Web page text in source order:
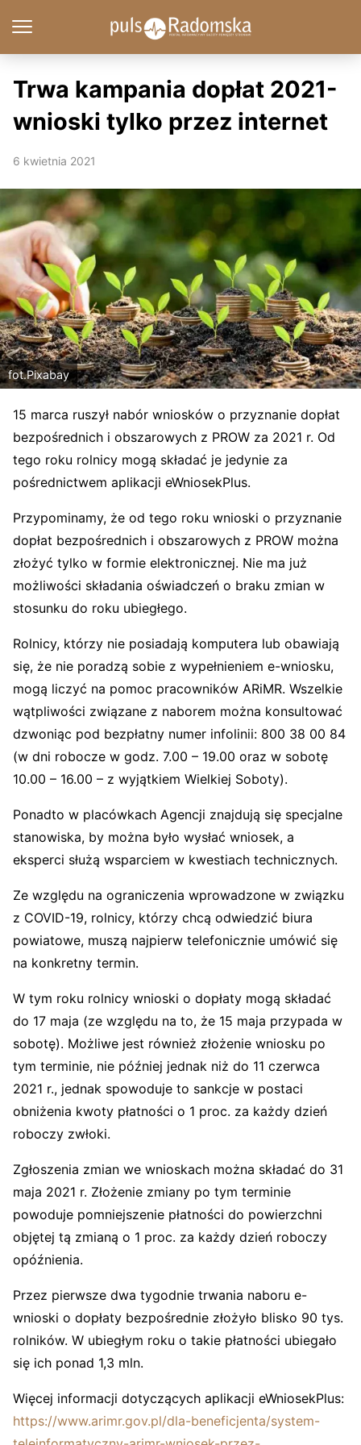
Trwa kampania dopłat 2021-
wnioski tylko przez internet
6 kwietnia 2021
fot.Pixabay
15 marca ruszył nabór wniosków o przyznanie dopłat
bezpośrednich i obszarowych z PROW za 2021 r. Od
tego roku rolnicy mogą składać je jedynie za
pośrednictwem aplikacji eWniosekPlus.
Przypominamy, że od tego roku wnioski o przyznanie
dopłat bezpośrednich i obszarowych z PROW można
złożyć tylko w formie elektronicznej. Nie ma już
możliwości składania oświadczeń o braku zmian w
stosunku do roku ubiegłego.
Rolnicy, którzy nie posiadają komputera lub obawiają
się, że nie poradzą sobie z wypełnieniem e-wniosku,
mogą liczyć na pomoc pracowników ARiMR. Wszelkie
wątpliwości związane z naborem można konsultować
dzwoniąc pod bezpłatny numer infolinii: 800 38 00 84
(w dni robocze w godz. 7.00 – 19.00 oraz w sobotę
10.00 – 16.00 – z wyjątkiem Wielkiej Soboty).
Ponadto w placówkach Agencji znajdują się specjalne
stanowiska, by można było wysłać wniosek, a
eksperci służą wsparciem w kwestiach technicznych.
Ze względu na ograniczenia wprowadzone w związku
z COVID-19, rolnicy, którzy chcą odwiedzić biura
powiatowe, muszą najpierw telefonicznie umówić się
na konkretny termin.
W tym roku rolnicy wnioski o dopłaty mogą składać
do 17 maja (ze względu na to, że 15 maja przypada w
sobotę). Możliwe jest również złożenie wniosku po
tym terminie, nie później jednak niż do 11 czerwca
2021 r., jednak spowoduje to sankcje w postaci
obniżenia kwoty płatności o 1 proc. za każdy dzień
roboczy zwłoki.
Zgłoszenia zmian we wnioskach można składać do 31
maja 2021 r. Złożenie zmiany po tym terminie
powoduje pomniejszenie płatności do powierzchni
objętej tą zmianą o 1 proc. za każdy dzień roboczy
opóźnienia.
Przez pierwsze dwa tygodnie trwania naboru e-
wnioski o dopłaty bezpośrednie złożyło blisko 90 tys.
rolników. W ubiegłym roku o takie płatności ubiegało
się ich ponad 1,3 mln.
Więcej informacji dotyczących aplikacji eWniosekPlus:
https://www.arimr.gov.pl/dla-beneficjenta/system-